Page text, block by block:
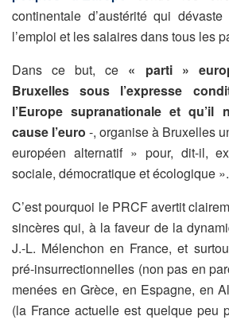
continentale d’austérité qui
l’emploi et les salaires dans tous les
Dans ce but, ce « parti »
Bruxelles sous l’expresse
l’Europe supranationale et qu’il
cause l’euro -, organise à Bruxelles
européen alternatif » pour, dit-il,
sociale, démocratique et écologique ».
C’est pourquoi le PRCF avertit
sincères qui, à la faveur de la
J.-L. Mélenchon en France, et
pré-insurrectionnelles (non pas en
menées en Grèce, en Espagne, en
(la France actuelle est quelque peu